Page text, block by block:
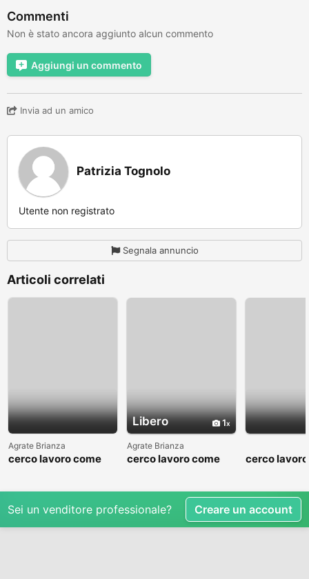
Commenti
Non è stato ancora aggiunto alcun commento
Aggiungi un commento
Invia ad un amico
Patrizia Tognolo
Utente non registrato
Segnala annuncio
Articoli correlati
Agrate Brianza
cerco lavoro come
Libero 1
Agrate Brianza
cerco lavoro come
cerco
Sei un venditore professionale? Creare un account